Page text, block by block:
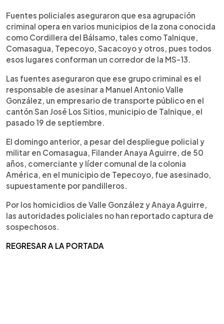
Fuentes policiales aseguraron que esa agrupación
criminal opera en varios municipios de la zona conocida
como Cordillera del Bálsamo, tales como Talnique,
Comasagua, Tepecoyo, Sacacoyo y otros, pues todos
esos lugares conforman un corredor de la MS-13.
Las fuentes aseguraron que ese grupo criminal es el
responsable de asesinar a Manuel Antonio Valle
González, un empresario de transporte público en el
cantón San José Los Sitios, municipio de Talnique, el
pasado 19 de septiembre.
El domingo anterior, a pesar del despliegue policial y
militar en Comasagua, Filander Anaya Aguirre, de 50
años, comerciante y líder comunal de la colonia
América, en el municipio de Tepecoyo, fue asesinado,
supuestamente por pandilleros.
Por los homicidios de Valle González y Anaya Aguirre,
las autoridades policiales no han reportado captura de
sospechosos.
REGRESAR A LA PORTADA